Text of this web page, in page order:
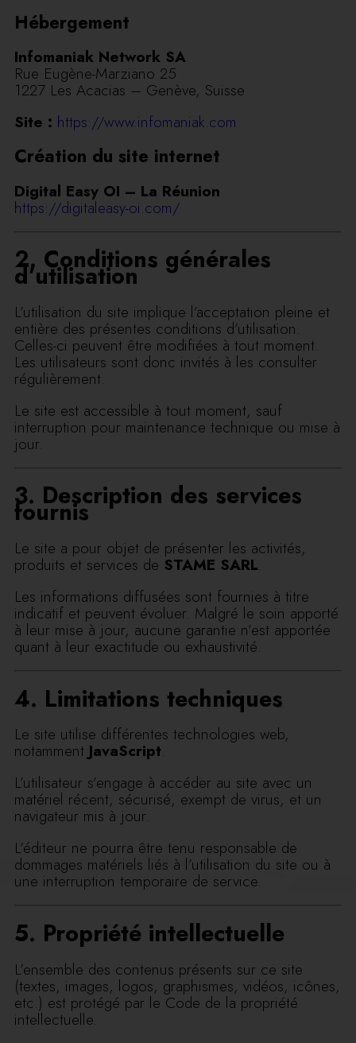
Hébergement
Infomaniak Network SA
Rue Eugène-Marziano 25
1227 Les Acacias – Genève, Suisse
Site : https://www.infomaniak.com
Création du site internet
Digital Easy OI – La Réunion
https://digitaleasy-oi.com/
2. Conditions générales
d’utilisation
L’utilisation du site implique l’acceptation pleine et
entière des présentes conditions d’utilisation.
Celles-ci peuvent être modifiées à tout moment.
Les utilisateurs sont donc invités à les consulter
régulièrement.
Le site est accessible à tout moment, sauf
interruption pour maintenance technique ou mise à
jour.
3. Description des services
fournis
Le site a pour objet de présenter les activités,
produits et services de STAME SARL.
Les informations diffusées sont fournies à titre
indicatif et peuvent évoluer. Malgré le soin apporté
à leur mise à jour, aucune garantie n’est apportée
quant à leur exactitude ou exhaustivité.
4. Limitations techniques
Le site utilise différentes technologies web,
notamment JavaScript.
L’utilisateur s’engage à accéder au site avec un
matériel récent, sécurisé, exempt de virus, et un
navigateur mis à jour.
L’éditeur ne pourra être tenu responsable de
dommages matériels liés à l’utilisation du site ou à
une interruption temporaire de service.
5. Propriété intellectuelle
L’ensemble des contenus présents sur ce site
(textes, images, logos, graphismes, vidéos, icônes,
etc.) est protégé par le Code de la propriété
intellectuelle.